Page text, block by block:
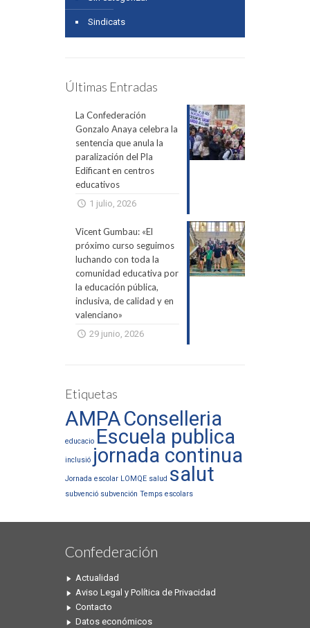
Sindicats
Últimas Entradas
La Confederación
Gonzalo Anaya celebra la
sentencia que anula la
paralización del Pla
Edificant en centros
educativos
1 julio, 2026
Vicent Gumbau: «El
próximo curso seguimos
luchando con toda la
comunidad educativa por
la educación pública,
inclusiva, de calidad y en
valenciano»
29 junio, 2026
Etiquetas
AMPAConselleria
educacio Escuela publica
inclusió jornada continua
Jornada escolar LOMQE salud salut
subvenció subvención Temps escolars
Confederación
Actualidad
Aviso Legal y Política de Privacidad
Contacto
Datos económicos